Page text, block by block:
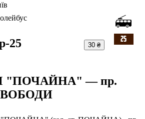
25 30 ₴
"ПОЧАЙНА" — пр.